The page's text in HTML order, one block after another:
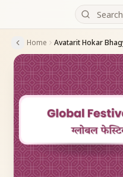
Home Avatarit Hokar